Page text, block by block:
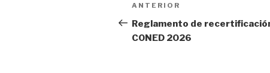
ANTERIOR
Reglamento de
CONED 2026